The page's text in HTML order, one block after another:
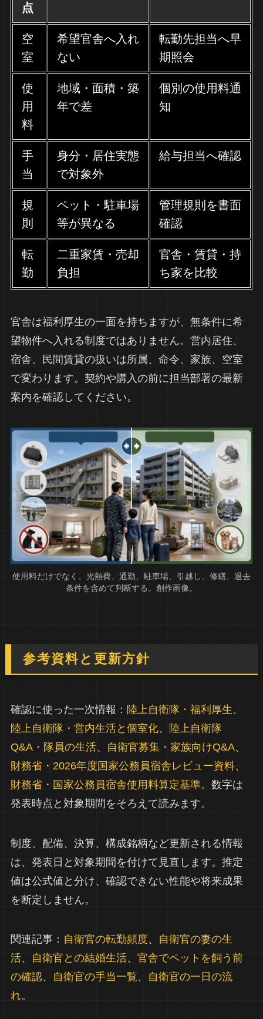
点
空
室
希望官舎へ入れ
ない
転勤先担当へ早
期照会
使
用
料
地域・面積・築
年で差
個別の使用料通
知
手
当
身分・居住実態
で対象外
給与担当へ確認
規
則
ペット・駐車場
等が異なる
管理規則を書面
確認
転
勤
二重家賃・売却
負担
官舎・賃貸・持
ち家を比較
官舎は福利厚生の一面を持ちますが、無条件に希
望物件へ入れる制度ではありません。営内居住、
宿舎、民間賃貸の扱いは所属、命令、家族、空室
で変わります。契約や購入の前に担当部署の最新
案内を確認してください。
使用料だけでなく、光熱費、通勤、駐車場、引越し、修繕、退去
条件を含めて判断する。創作画像。
参考資料と更新方針
確認に使った一次情報： 陸上自衛隊・福利厚生 、
陸上自衛隊・営内生活と個室化、 陸上自衛隊
Q&A・隊員の生活、 自衛官募集・家族向けQ&A、
財務省・2026年度国家公務員宿舎レビュー資料、
財務省・国家公務員宿舎使用料算定基準。数字は
発表時点と対象期間をそろえて読みます。
制度、配備、決算、構成銘柄など更新される情報
は、発表日と対象期間を付けて見直します。推定
値は公式値と分け、確認できない性能や将来成果
を断定しません。
関連記事： 自衛官の転勤頻度、
自衛官の妻の生
活、 自衛官との結婚生活、 官舎でペットを飼う前
の確認、 自衛官の手当一覧、
自衛官の一日の流
れ。